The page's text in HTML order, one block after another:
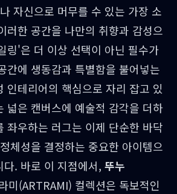
자신으로 머무를 수 있는 가장 소
러한 공간을 나만의 취향과 감성으
링'은 더 이상 선택이 아닌 필수가
간에 생동감과 특별함을 불어넣는
인테리어의 핵심으로 자리 잡고 있
넓은 캔버스에 예술적 감각을 더하
좌우하는 러그는 이제 단순한 바닥
체성을 결정하는 중요한 아이템으
. 바로 이 지점에서, 뚜누
미(ARTRAMI) 컬렉션은 독보적인